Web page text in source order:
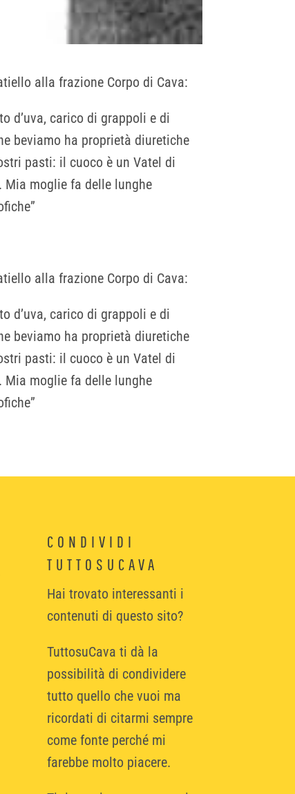
alla frazione Corpo di Cava:
d’uva, carico di grappoli e di
beviamo ha proprietà diuretiche
pasti: il cuoco è un Vatel di
moglie fa delle lunghe
alla frazione Corpo di Cava:
d’uva, carico di grappoli e di
beviamo ha proprietà diuretiche
pasti: il cuoco è un Vatel di
moglie fa delle lunghe
CONDIVIDI
TUTTOSUCAVA
Hai trovato interessanti i
contenuti di questo sito?
TuttosuCava ti dà la
possibilità di condividere
tutto quello che vuoi ma
ricordati di citarmi sempre
come fonte perché mi
farebbe molto piacere.